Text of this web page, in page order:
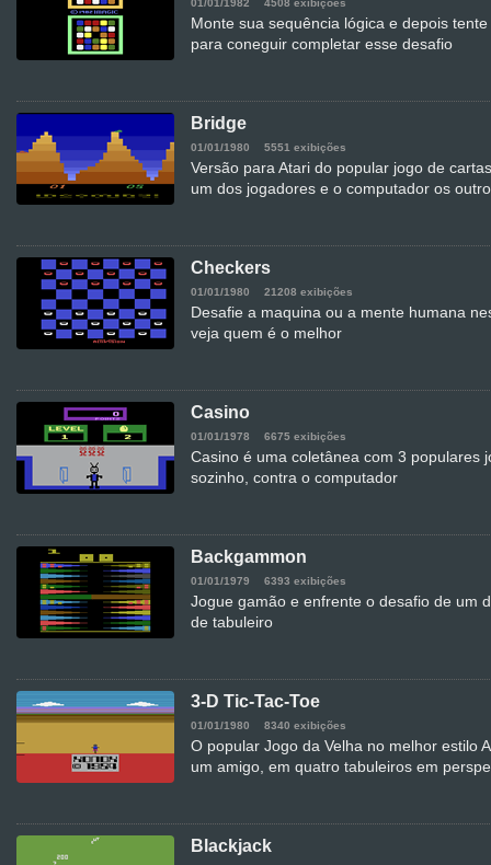
01/01/1982 4508 exibições
Monte sua sequência lógica e depois
para coneguir completar esse desafio
Bridge
01/01/1980 5551 exibições
Versão para Atari do popular jogo de
um dos jogadores e o computador os
Checkers
01/01/1980 21208 exibições
Desafie a maquina ou a mente humana
veja quem é o melhor
Casino
01/01/1978 6675 exibições
Casino é uma coletânea com 3 populares
sozinho, contra o computador
Backgammon
01/01/1979 6393 exibições
Jogue gamão e enfrente o desafio de um
de tabuleiro
3-D Tic-Tac-Toe
01/01/1980 8340 exibições
O popular Jogo da Velha no melhor estilo
um amigo, em quatro tabuleiros em
Blackjack